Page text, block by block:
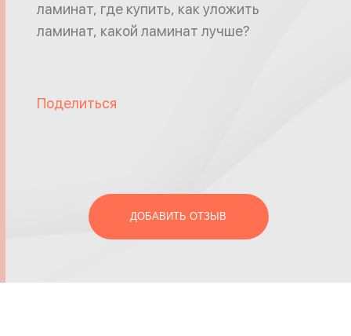
ламинат, где купить, как уложить
ламинат, какой ламинат лучше?
Поделиться
ДОБАВИТЬ ОТЗЫВ